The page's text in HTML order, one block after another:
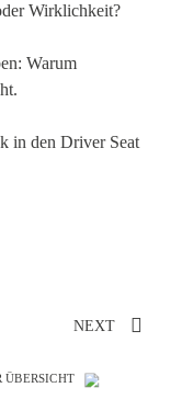
Wirklichkeit?
Warum
in den Driver Seat
NEXT
ÜBERSICHT